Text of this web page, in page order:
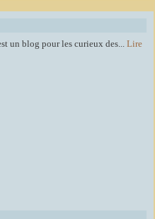
un blog pour les curieux des...
Lire